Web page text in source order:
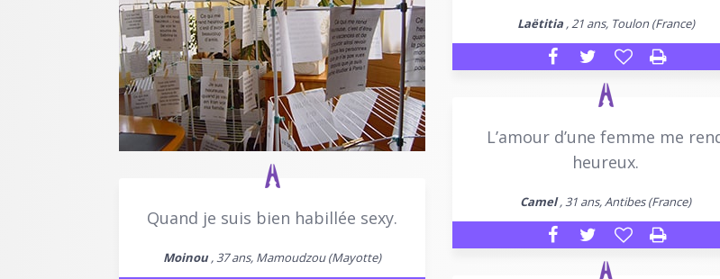
Laëtitia, 21 ans, Toulon (France)
L’amour d’une femme me
heureux.
Camel, 31 ans, Antibes (France)
Quand je suis bien habillée sexy.
Moinou, 37 ans, Mamoudzou (Mayotte)